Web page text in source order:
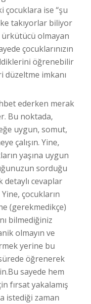
çocuklara ise “şu
takıyorlar biliyor
olmayan
çocuklarınızın
öğrenebilir
düzeltme imkanı
ederken merak
Bu noktada,
uygun, somut,
çalışın. Yine,
yaşına uygun
sorduğu
detaylı cevaplar
çocukların
(gerekmedikçe)
bilmediğiniz
olmayın ve
yerine bu
öğrenerek
sayede hem
fırsat yakalamış
istediği zaman